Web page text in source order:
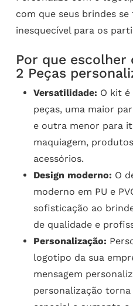
com que seus brindes
inesquecível para os
Por que escolher
2 Peças
Versatilidade: O kit
peças, uma maior
e outra menor para
maquiagem,
acessórios.
Design moderno: O
moderno em PU e
sofisticação ao
de qualidade e
Personalização:
logotipo da sua
mensagem
personalização